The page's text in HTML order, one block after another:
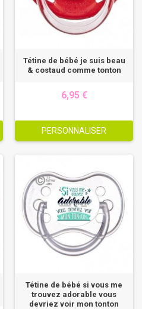
Tétine de bébé je suis beau
& costaud comme tonton
6,95 €
PERSONNALISER
Tétine de bébé si vous me
trouvez adorable vous
devriez voir mon tonton